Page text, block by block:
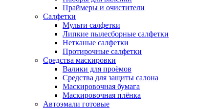
Праймеры и очистители
Салфетки
Мульти салфетки
Липкие пылесборные салфетки
Нетканые салфетки
Протирочные салфетки
Средства маскировки
Валики для проёмов
Средства для защиты салона
Маскировочная бумага
Маскировочная плёнка
Автоэмали готовые